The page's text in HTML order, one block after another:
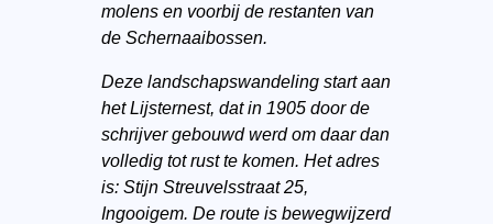
molens en voorbij de restanten van
de Schernaaibossen.
Deze landschapswandeling start aan
het Lijsternest, dat in 1905 door de
schrijver gebouwd werd om daar dan
volledig tot rust te komen. Het adres
is: Stijn Streuvelsstraat 25,
Ingooigem. De route is bewegwijzerd